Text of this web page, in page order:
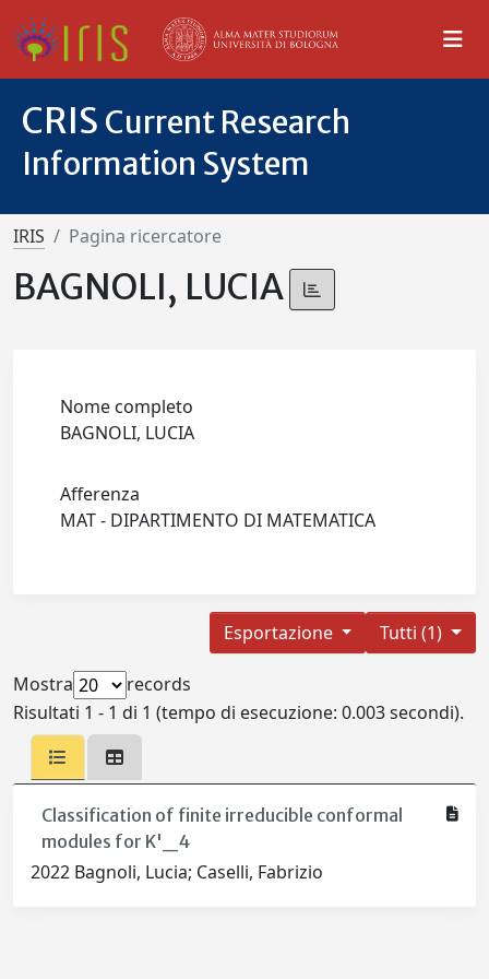
CRIS Current Research
Information System
IRIS Pagina ricercatore
BAGNOLI, LUCIA
Nome completo
BAGNOLI, LUCIA
Afferenza
MAT - DIPARTIMENTO DI MATEMATICA
Tutti (1)
Esportazione
Mostra
records
Risultati 1 - 1 di 1 (tempo di esecuzione: 0.003 secondi).
Classification of finite irreducible conformal
modules for K'_4
2022 Bagnoli, Lucia; Caselli, Fabrizio